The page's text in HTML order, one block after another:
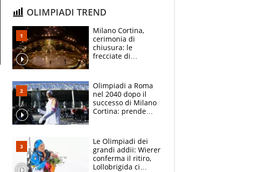
OLIMPIADI TREND
Milano Cortina,
cerimonia di
chiusura: le
frecciate di
di fondo
Olimpiadi a Roma
nel 2040 dopo il
successo di Milano
Cortina: prende
Napoli e Firenze
Le Olimpiadi dei
grandi addii: Wierer
conferma il ritiro,
Lollobrigida ci